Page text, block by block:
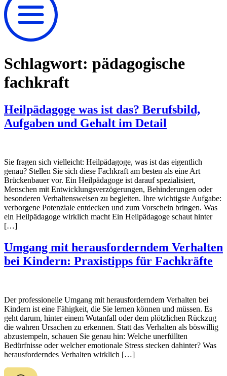
Schlagwort: pädagogische
fachkraft
Heilpädagoge was ist das? Berufsbild,
Aufgaben und Gehalt im Detail
Sie fragen sich vielleicht: Heilpädagoge, was ist das eigentlich
genau? Stellen Sie sich diese Fachkraft am besten als eine Art
Brückenbauer vor. Ein Heilpädagoge ist darauf spezialisiert,
Menschen mit Entwicklungsverzögerungen, Behinderungen oder
besonderen Verhaltensweisen zu begleiten. Ihre wichtigste Aufgabe:
verborgene Potenziale entdecken und zum Vorschein bringen. Was
ein Heilpädagoge wirklich macht Ein Heilpädagoge schaut hinter
[…]
Umgang mit herausforderndem Verhalten
bei Kindern: Praxistipps für Fachkräfte
Der professionelle Umgang mit herausforderndem Verhalten bei
Kindern ist eine Fähigkeit, die Sie lernen können und müssen. Es
geht darum, hinter einem Wutanfall oder dem plötzlichen Rückzug
die wahren Ursachen zu erkennen. Statt das Verhalten als böswillig
abzustempeln, schauen Sie genau hin: Welche unerfüllten
Bedürfnisse oder welcher emotionale Stress stecken dahinter? Was
herausforderndes Verhalten wirklich […]